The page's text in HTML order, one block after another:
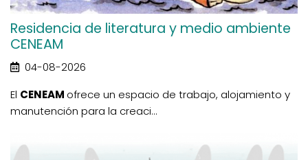
Residencia de literatura y medio ambiente
CENEAM
04-08-2026
El CENEAM ofrece un espacio de trabajo, alojamiento y
manutención para la creaci...